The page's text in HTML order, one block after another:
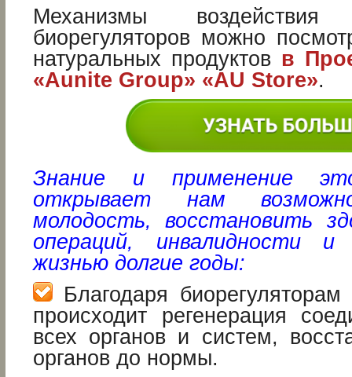
Механизмы
биорегуляторов можно
натуральных продуктов в
«Aunite Group» «AU Store».
Знание и применение
открывает нам
молодость, восстановить
операций, инвалидности
жизнью долгие годы:
Благодаря биорегуляторам
происходит регенерация
всех органов и систем,
органов до нормы.